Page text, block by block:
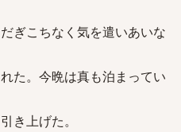
ぎこちなく気を遣いあいな
た。今晩は真も泊まってい
き上げた。